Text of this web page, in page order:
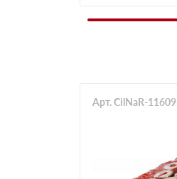
Арт. CilNaR-11609